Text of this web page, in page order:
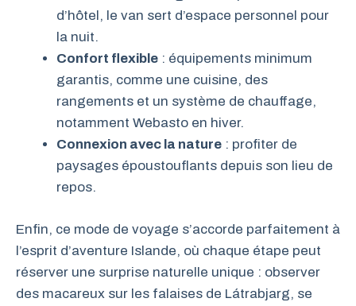
d’hôtel, le van sert d’espace personnel pour
la nuit.
Confort flexible : équipements minimum
garantis, comme une cuisine, des
rangements et un système de chauffage,
notamment Webasto en hiver.
Connexion avec la nature : profiter de
paysages époustouflants depuis son lieu de
repos.
Enfin, ce mode de voyage s’accorde parfaitement à
l’esprit d’aventure Islande, où chaque étape peut
réserver une surprise naturelle unique : observer
des macareux sur les falaises de Látrabjarg, se